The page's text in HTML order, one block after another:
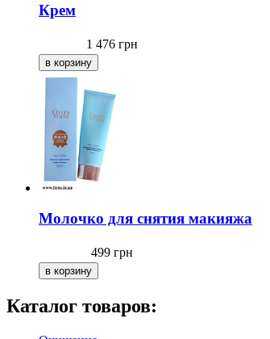
Крем
1 476 грн
Молочко для снятия макияжа
499 грн
Каталог товаров: